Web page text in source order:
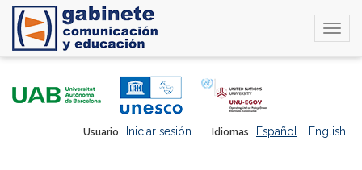
Idiomas Español English
Usuario Iniciar sesión